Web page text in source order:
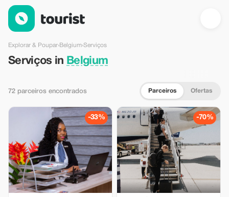
Serviços em Belgium — Tourist
Explorar & Poupar›Belgium›Serviços
Serviços in Belgium
72 parceiros encontrados Parceiros Ofertas
-33% -70%